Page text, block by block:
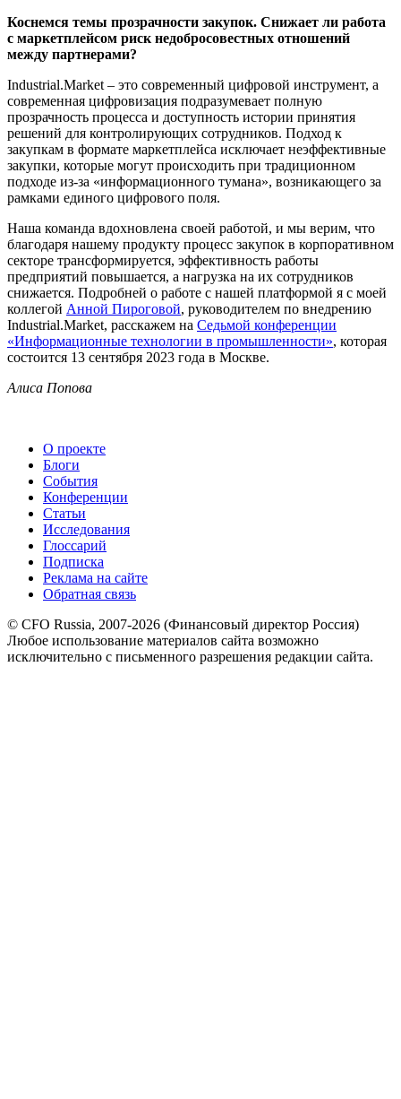
Коснемся темы прозрачности закупок. Снижает ли работа
с маркетплейсом риск недобросовестных отношений
между партнерами?
Industrial.Market – это современный цифровой инструмент, а
современная цифровизация подразумевает полную
прозрачность процесса и доступность истории принятия
решений для контролирующих сотрудников. Подход к
закупкам в формате маркетплейса исключает неэффективные
закупки, которые могут происходить при традиционном
подходе из-за «информационного тумана», возникающего за
рамками единого цифрового поля.
Наша команда вдохновлена своей работой, и мы верим, что
благодаря нашему продукту процесс закупок в корпоративном
секторе трансформируется, эффективность работы
предприятий повышается, а нагрузка на их сотрудников
снижается. Подробней о работе с нашей платформой я с моей
коллегой Анной Пироговой, руководителем по внедрению
Industrial.Market, расскажем на Седьмой конференции
«Информационные технологии в промышленности», которая
состоится 13 сентября 2023 года в Москве.
Алиса Попова
О проекте
Блоги
События
Конференции
Статьи
Исследования
Глоссарий
Подписка
Реклама на сайте
Обратная связь
© CFO Russia, 2007-2026 (Финансовый директор Россия)
Любое использование материалов сайта возможно
исключительно с письменного разрешения редакции сайта.